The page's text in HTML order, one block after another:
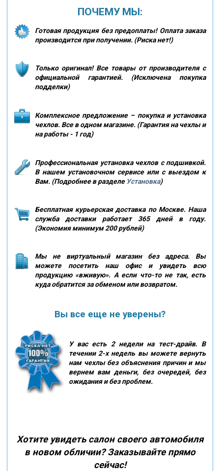
ПОЧЕМУ МЫ:
Готовая продукция без предоплаты! Оплата заказа
производится при получении. (Риска нет!)
Только оригинал! Все товары от производителя с
официальной гарантией. (Исключена покупка
подделки)
Комплексное предложение – покупка и установка
чехлов. Все в одном магазине. (Гарантия на чехлы и
на работы - 1 год)
Профессиональная установка чехлов с подшивкой.
В нашем установочном сервисе или с выездом к
Вам. (Подробнее в разделе Установка)
Бесплатная курьерская доставка по Москве. Наша
служба доставки работает 365 дней в году.
(Экономия минимум 200 рублей)
Мы не виртуальный магазин без адреса. Вы
можете посетить наш офис и увидеть всю
продукцию «вживую». А если что-то не так, есть
куда обратится за обменом или возвратом.
Вы все еще не уверены?
У вас есть 2 недели на тест-драйв. В
течении 2-х недель вы можете вернуть
нам чехлы без объяснения причин и мы
вернем вам деньги, без очередей, без
ожидания и без проблем.
Хотите увидеть салон своего автомобиля
в новом обличии? Заказывайте прямо
сейчас!